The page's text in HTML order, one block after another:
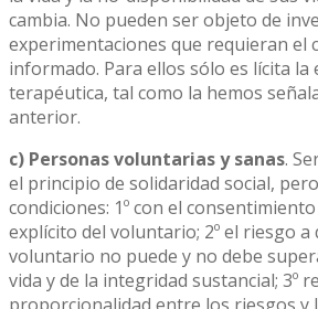
cambia. No pueden ser objeto de
experimentaciones que requieran el
informado. Para ellos sólo es lícita la
terapéutica, tal como la hemos
anterior.
c) Personas voluntarias y sanas.
el principio de solidaridad social,
condiciones: 1º con el
explícito del voluntario; 2º el riesgo a
voluntario no puede y no debe
vida y de la integridad sustancial; 3º